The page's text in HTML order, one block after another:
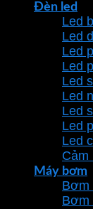
Đèn led
Led
Led
Led
Led
Led
Led
Led
Led
Led
Cảm
Máy bơm
Bơm
Bơm